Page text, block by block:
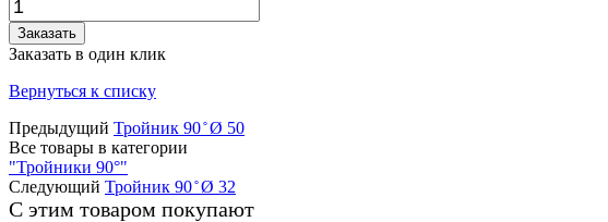
Заказать
Заказать в один клик
Вернуться к списку
Предыдущий Тройник 90 ̊ Ø 50
Все товары в категории
"Тройники 90°"
Следующий Тройник 90 ̊ Ø 32
С этим товаром покупают